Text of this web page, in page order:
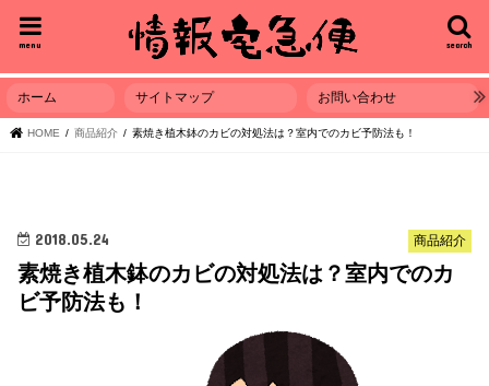
search
menu
ホーム サイトマップ お問い合わせ
HOME 商品紹介 素焼き植木鉢のカビの対処法は？室内でのカビ予防法も！
商品紹介
2018.05.24
素焼き植木鉢のカビの対処法は？室内でのカ
ビ予防法も！